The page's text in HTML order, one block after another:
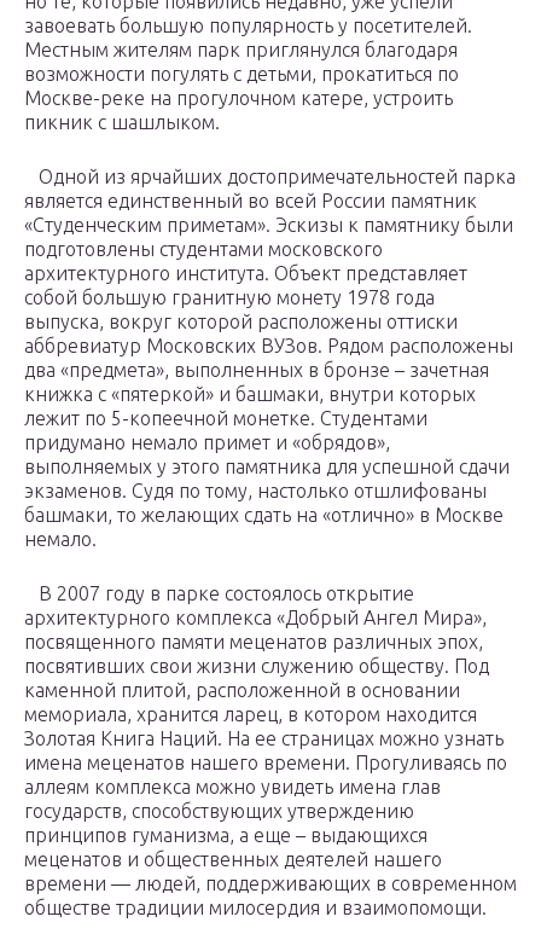
завоевать большую популярность у посетителей.
Местным жителям парк приглянулся благодаря
возможности погулять с детьми, прокатиться по
Москве-реке на прогулочном катере, устроить
пикник с шашлыком.
Одной из ярчайших достопримечательностей парка
является единственный во всей России памятник
«Студенческим приметам». Эскизы к памятнику были
подготовлены студентами московского
архитектурного института. Объект представляет
собой большую гранитную монету 1978 года
выпуска, вокруг которой расположены оттиски
аббревиатур Московских ВУЗов. Рядом расположены
два «предмета», выполненных в бронзе – зачетная
книжка с «пятеркой» и башмаки, внутри которых
лежит по 5-копеечной монетке. Студентами
придумано немало примет и «обрядов»,
выполняемых у этого памятника для успешной сдачи
экзаменов. Судя по тому, настолько отшлифованы
башмаки, то желающих сдать на «отлично» в Москве
немало.
В 2007 году в парке состоялось открытие
архитектурного комплекса «Добрый Ангел Мира»,
посвященного памяти меценатов различных эпох,
посвятивших свои жизни служению обществу. Под
каменной плитой, расположенной в основании
мемориала, хранится ларец, в котором находится
Золотая Книга Наций. На ее страницах можно узнать
имена меценатов нашего времени. Прогуливаясь по
аллеям комплекса можно увидеть имена глав
государств, способствующих утверждению
принципов гуманизма, а еще – выдающихся
меценатов и общественных деятелей нашего
времени — людей, поддерживающих в современном
обществе традиции милосердия и взаимопомощи.